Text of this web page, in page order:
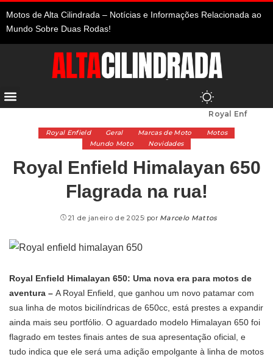
Motos de Alta Cilindrada – Notícias e Informações Relacionada ao
Mundo Sobre Duas Rodas!
Royal Enfield Himalayan 650 Flagrada na rua!
Royal Enfield Geral Marcas de Moto
Motos
Mundo Moto
Novidades
Royal Enfield Himalayan 650
Flagrada na rua!
21 de janeiro de 2025 por Marcelo Mattos
Royal Enfield Himalayan 650: Uma nova era para motos de
aventura – A Royal Enfield, que ganhou um novo patamar com
sua linha de motos bicilíndricas de 650cc, está prestes a expandir
ainda mais seu portfólio. O aguardado modelo Himalayan 650 foi
flagrado em testes finais antes de sua apresentação oficial, e
tudo indica que ele será uma adição empolgante à linha de motos